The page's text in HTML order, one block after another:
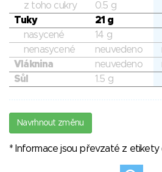
z toho cukry
0.5 g
Tuky
21 g
nasycené
14 g
nenasycené
neuvedeno
Vláknina
neuvedeno
Sůl
1.5 g
Navrhnout změnu
* Informace jsou převzaté z etikety